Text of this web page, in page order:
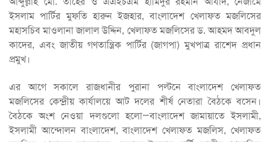
ইসলাম পার্টির মুফতি হারুন ইজহার, বাংলাদেশ খেলাফত মজলিসের
মহাসচিব মাওলানা জালাল উদ্দিন, খেলাফত মজলিসের ড. আহমদ আবদুল
কাদের, এবং জাতীয় গণতান্ত্রিক পার্টির (জাগপা) মুখপাত্র রাশেদ প্রধান
প্রমুখ।
এর আগে সকালে রাজধানীর পুরানা পল্টনে বাংলাদেশ খেলাফত
মজলিসের কেন্দ্রীয় কার্যালয়ে আট দলের শীর্ষ নেতারা বৈঠকে বসেন।
বৈঠকে অংশ নেওয়া দলগুলো হলো—বাংলাদেশ জামায়াতে ইসলামী,
ইসলামী আন্দোলন বাংলাদেশ, বাংলাদেশ খেলাফত মজলিস, খেলাফত